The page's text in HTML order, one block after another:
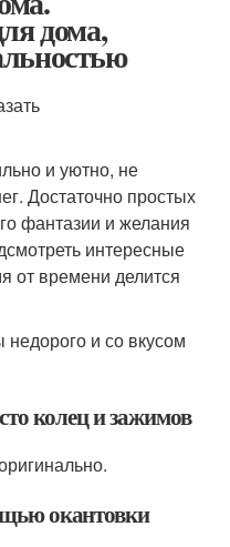
дома,
и уютно, не
Достаточно простых
фантазии и желания
интересные
от времени делится
недорого и со вкусом
колец и зажимов
окантовки